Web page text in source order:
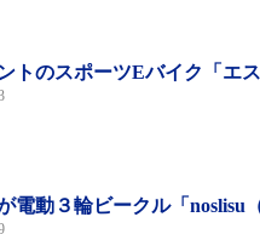
トのスポーツEバイク「エ
電動３輪ビークル「noslisu